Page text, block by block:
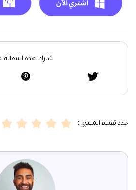
شارك هذه المقالة：
حدد تقييم المنتج：